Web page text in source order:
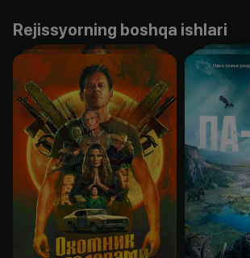
Rejissyorning boshqa ishlari